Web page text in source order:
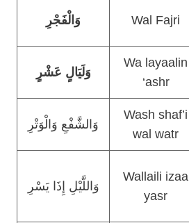
وَالْفَجْرِ Wal Fajri
وَلَيَالٍ عَشْرٍ
Wa layaalin
‘ashr
وَالشَّفْعِ وَالْوَتْرِ
Wash shaf’i
wal watr
وَاللَّيْلِ إِذَا يَسْرِ
Wallaili izaa
yasr